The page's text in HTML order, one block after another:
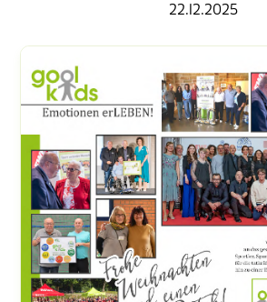
22.12.2025